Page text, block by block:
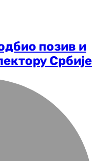
позив и
Србије